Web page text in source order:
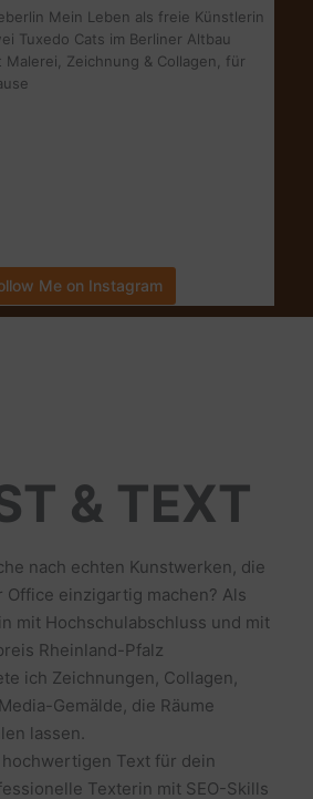
Mein Leben als freie Künstlerin
zwei Tuxedo Cats im Berliner Altbau
Malerei, Zeichnung & Collagen, für
Me on Instagram
& TEXT
nach echten Kunstwerken, die
Office einzigartig machen? Als
mit Hochschulabschluss und mit
Rheinland-Pfalz
ich Zeichnungen, Collagen,
Gemälde, die Räume
lassen.
Text für dein
Texterin mit SEO-Skills